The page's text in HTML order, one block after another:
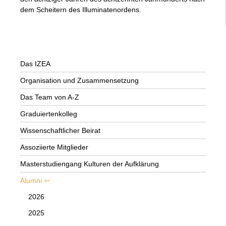
dem Scheitern des Illuminatenordens.
Das IZEA
Organisation und Zusammensetzung
Das Team von A-Z
Graduiertenkolleg
Wissenschaftlicher Beirat
Assoziierte Mitglieder
Masterstudiengang Kulturen der Aufklärung
Alumni
2026
2025